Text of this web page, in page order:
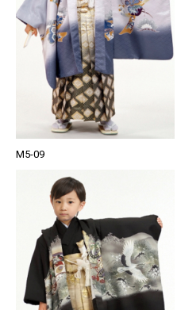
M5-09